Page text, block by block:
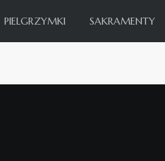
PIELGRZYMKI SAKRAMENTY